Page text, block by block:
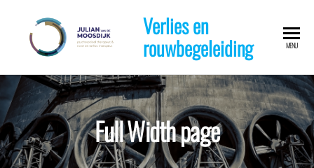
Verlies en
rouwbegeleiding MENU
Full Width page